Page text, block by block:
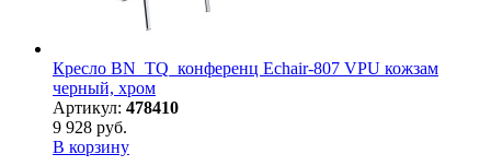
Кресло BN_TQ_конференц Echair-807 VPU кожзам
черный, хром
Артикул: 478410
9 928 руб.
В корзину